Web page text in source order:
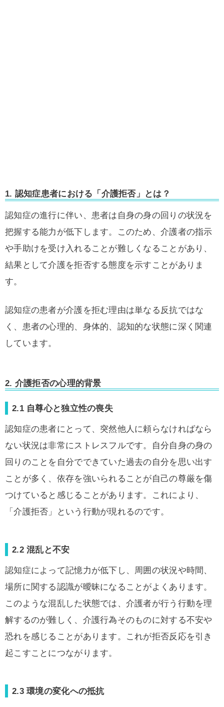
1. 認知症患者における「介護拒否」とは？
認知症の進行に伴い、患者は自身の身の回りの状況を
把握する能力が低下します。このため、介護者の指示
や手助けを受け入れることが難しくなることがあり、
結果として介護を拒否する態度を示すことがありま
す。
認知症の患者が介護を拒む理由は単なる反抗ではな
く、患者の心理的、身体的、認知的な状態に深く関連
しています。
2. 介護拒否の心理的背景
2.1 自尊心と独立性の喪失
認知症の患者にとって、突然他人に頼らなければなら
ない状況は非常にストレスフルです。自分自身の身の
回りのことを自分でできていた過去の自分を思い出す
ことが多く、依存を強いられることが自己の尊厳を傷
つけていると感じることがあります。これにより、
「介護拒否」という行動が現れるのです。
2.2 混乱と不安
認知症によって記憶力が低下し、周囲の状況や時間、
場所に関する認識が曖昧になることがよくあります。
このような混乱した状態では、介護者が行う行動を理
解するのが難しく、介護行為そのものに対する不安や
恐れを感じることがあります。これが拒否反応を引き
起こすことにつながります。
2.3 環境の変化への抵抗